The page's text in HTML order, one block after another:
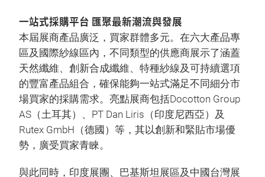
一站式採購平台 匯聚最新潮流與發展
本屆展商產品廣泛，買家群體多元。在六大產品專
區及國際紗線區內，不同類型的供應商展示了涵蓋
天然纖維、創新合成纖維、特種紗線及可持續選項
的豐富產品組合，確保能夠一站式滿足不同細分市
場買家的採購需求。亮點展商包括Docotton Group
AS（土耳其）、PT Dan Liris（印度尼西亞）及
Rutex GmbH（德國）等，其以創新和緊貼市場優
勢，廣受買家青睞。
與此同時，印度展團、巴基斯坦展區及中國台灣展